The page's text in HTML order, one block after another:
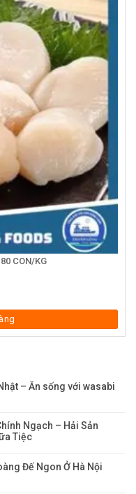
CON/KG
– Ăn sống với wasabi
Ngạch – Hải Sản
Tiệc
Đế Ngon Ở Hà Nội